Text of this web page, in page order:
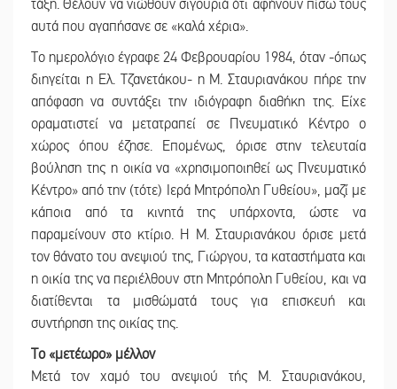
τάξη. Θέλουν να νιώθουν σιγουριά ότι αφήνουν πίσω τους
αυτά που αγαπήσανε σε «καλά χέρια».
Το ημερολόγιο έγραφε 24 Φεβρουαρίου 1984, όταν -όπως
διηγείται η Ελ. Τζανετάκου- η Μ. Σταυριανάκου πήρε την
απόφαση να συντάξει την ιδιόγραφη διαθήκη της. Είχε
οραματιστεί να μετατραπεί σε Πνευματικό Κέντρο ο
χώρος όπου έζησε. Επομένως, όρισε στην τελευταία
βούληση της η οικία να «χρησιμοποιηθεί ως Πνευματικό
Κέντρο» από την (τότε) Ιερά Μητρόπολη Γυθείου», μαζί με
κάποια από τα κινητά της υπάρχοντα, ώστε να
παραμείνουν στο κτίριο. Η Μ. Σταυριανάκου όρισε μετά
τον θάνατο του ανεψιού της, Γιώργου, τα καταστήματα και
η οικία της να περιέλθουν στη Μητρόπολη Γυθείου, και να
διατίθενται τα μισθώματά τους για επισκευή και
συντήρηση της οικίας της.
Το «μετέωρο» μέλλον
Μετά τον χαμό του ανεψιού τής Μ. Σταυριανάκου,